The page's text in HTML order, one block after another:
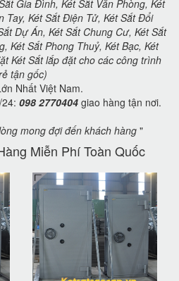
Gia Đình, Két Sắt Văn Phòng, Két
Tay, Két Sắt Điện Tử, Két Sắt Đổi
Dự Án, Két Sắt Chung Cư, Két Sắt
Két Sắt Phong Thuỷ, Két Bạc, Két
Két Sắt lắp đặt cho các công trình
tận gốc)
Nhất Việt Nam.
098 2770404 giao hàng tận nơi.
mong đợi đến khách hàng "
Miễn Phí Toàn Quốc